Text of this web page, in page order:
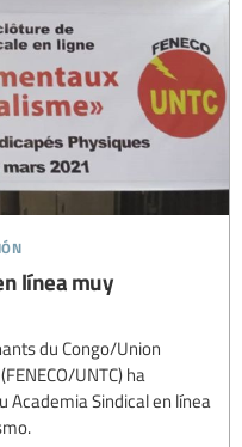
línea muy
du Congo/Union
UNTC) ha
Academia Sindical en línea